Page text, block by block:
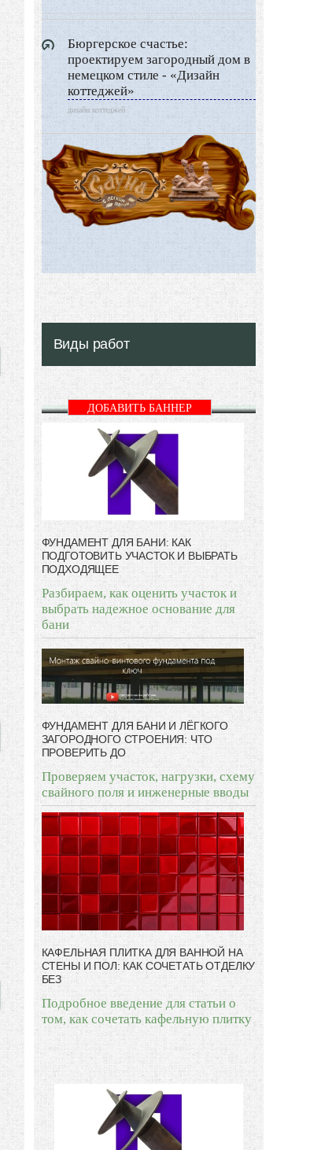
Бюргерское счастье:
проектируем загородный дом в
немецком стиле - «Дизайн
коттеджей»
дизайн коттеджей
Виды работ
ДОБАВИТЬ БАННЕР
ФУНДАМЕНТ ДЛЯ БАНИ: КАК
ПОДГОТОВИТЬ УЧАСТОК И ВЫБРАТЬ
ПОДХОДЯЩЕЕ
Разбираем, как оценить участок и
выбрать надежное основание для
бани
ФУНДАМЕНТ ДЛЯ БАНИ И ЛЁГКОГО
ЗАГОРОДНОГО СТРОЕНИЯ: ЧТО
ПРОВЕРИТЬ ДО
Проверяем участок, нагрузки, схему
свайного поля и инженерные вводы
КАФЕЛЬНАЯ ПЛИТКА ДЛЯ ВАННОЙ НА
СТЕНЫ И ПОЛ: КАК СОЧЕТАТЬ ОТДЕЛКУ
БЕЗ
Подробное введение для статьи о
том, как сочетать кафельную плитку